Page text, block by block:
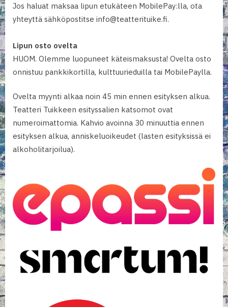
Jos haluat maksaa lipun etukäteen MobilePay:lla, ota
yhteyttä sähköpostitse info@teatterituike.fi.
Lipun osto ovelta
HUOM. Olemme luopuneet käteismaksusta! Ovelta osto
onnistuu pankkikortilla, kulttuurieduilla tai MobilePaylla.
Ovelta myynti alkaa noin 45 min ennen esityksen alkua.
Teatteri Tuikkeen esityssalien katsomot ovat
numeroimattomia. Kahvio avoinna 30 minuuttia ennen
esityksen alkua, anniskeluoikeudet (lasten esityksissä ei
alkoholitarjoilua).